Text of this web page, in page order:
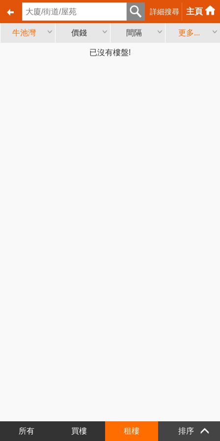
詳細搜尋 主頁
牛池灣 價錢 間隔 更多...
已沒有樓盤!
所有 買樓 租樓 排序